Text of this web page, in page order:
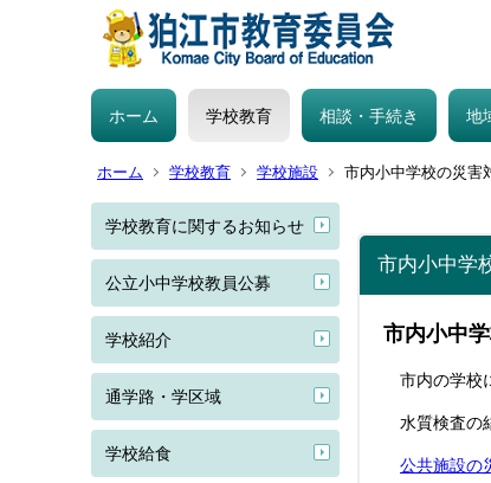
ホーム 学校教育 相談・手続き 地
ホーム 学校教育 学校施設 市内小中学校の災害
学校教育に関するお知らせ
公立小中学校教員公募
学校紹介
通学路・学区域
学校給食
市内小中学
市内小中
市内の学校
水質検査の
公共施設の